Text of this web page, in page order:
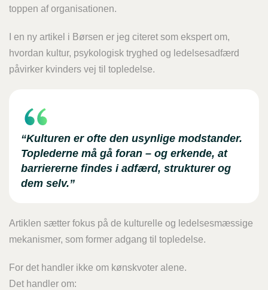
toppen af organisationen.
I en ny artikel i Børsen er jeg citeret som ekspert om,
hvordan kultur, psykologisk tryghed og ledelsesadfærd
påvirker kvinders vej til topledelse.
“Kulturen er ofte den usynlige modstander.
Toplederne må gå foran – og erkende, at
barriererne findes i adfærd, strukturer og
dem selv.”
Artiklen sætter fokus på de kulturelle og ledelsesmæssige
mekanismer, som former adgang til topledelse.
For det handler ikke om kønskvoter alene.
Det handler om: